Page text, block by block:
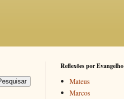
Reflexões por Evangelho
Mateus
Marcos